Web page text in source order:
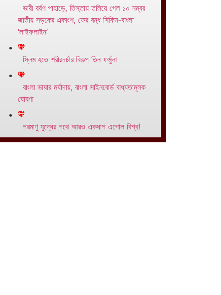
ভারী বর্ষণ পাহাড়ে, তিস্তায় তলিয়ে গেল ১০ নম্বর
জাতীয় সড়কের একাংশ, ফের বন্ধ সিকিম-বাংলা
‘লাইফলাইন’
স্লিম হতে শরীরচর্চার বিকল্প তিন ফর্মুলা
বাংলা ভাষার মর্যাদায়, বাংলা সাইনবোর্ড বাধ্যতামূলক
ঘোষণা
পরমাণু যুদ্ধের পথে আরও একধাপ এগোল বিশ্ব!